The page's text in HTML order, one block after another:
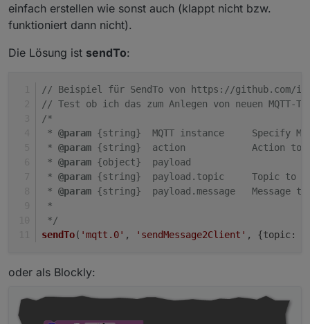
Ich habe es jetzt zusammen mit Tasmota seit heute
Baustellen, es werden z.b. die Wetterdaten vom
Nortpol angezeigt, obwohl ich Lat und Longitude
richtig eingeben habe.
Edit: mit „NSPLocation <Name der Stadt>“ kann
man die richtige Location setzten.
einfach erstellen wie sonst auch (klappt nicht bzw.
funktioniert dann nicht).
Die Lösung ist sendTo:
// Beispiel für SendTo von https://github.com/
// Test ob ich das zum Anlegen von neuen MQTT-
/*
* @param {string}  MQTT instance     Specify
* @param {string}  action            Action to use
* @param {object}  payload
* @param {string}  payload.topic     Topic to
* @param {string}  payload.message   Message
*
*/
sendTo( 'mqtt.0' , 'sendMessage2Client' , {topic:
oder als Blockly: